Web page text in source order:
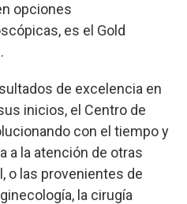
opciones
es el Gold
de excelencia en
inicios, el Centro de
con el tiempo y
a la atención de otras
o las provenientes de
la cirugía